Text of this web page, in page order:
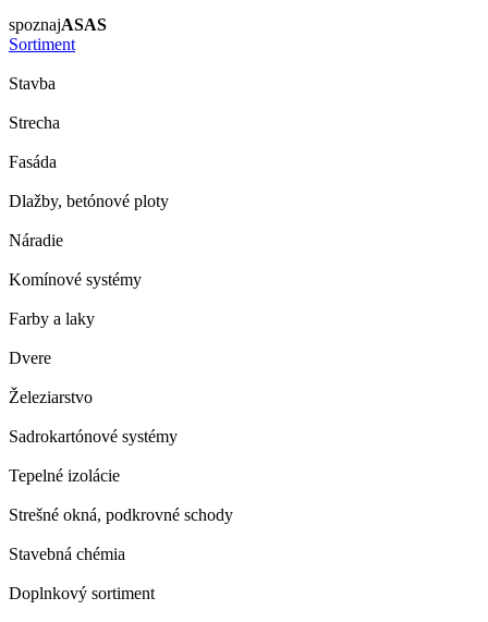
spoznajASAS
Sortiment
Stavba
Strecha
Fasáda
Dlažby, betónové ploty
Náradie
Komínové systémy
Farby a laky
Dvere
Železiarstvo
Sadrokartónové systémy
Tepelné izolácie
Strešné okná, podkrovné schody
Stavebná chémia
Doplnkový sortiment